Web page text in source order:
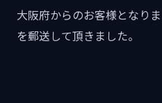
大阪府からのお客様となり
を郵送して頂きました。